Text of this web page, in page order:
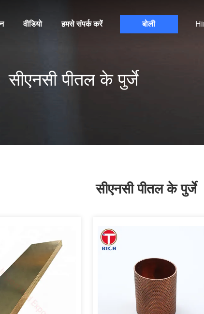
वीडियो हमसे संपर्क करें बोली
सीएनसी पीतल के पुर्जे
सीएनसी पीतल के पुर्जे